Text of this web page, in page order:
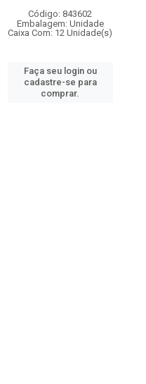
Código: 843602
Embalagem: Unidade
Caixa Com: 12 Unidade(s)
Faça seu login ou
cadastre-se para
comprar.